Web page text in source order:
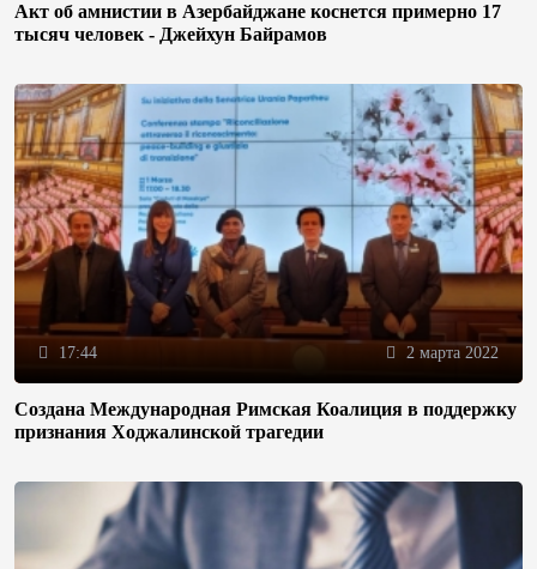
Акт об амнистии в Азербайджане коснется примерно 17
тысяч человек - Джейхун Байрамов
17:44 2 марта 2022
Создана Международная Римская Коалиция в поддержку
признания Ходжалинской трагедии